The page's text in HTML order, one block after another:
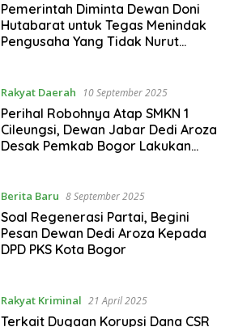
Pemerintah Diminta Dewan Doni
Hutabarat untuk Tegas Menindak
Pengusaha Yang Tidak Nurut
Rakyat Daerah 10 September 2025
Perihal Robohnya Atap SMKN 1
Cileungsi, Dewan Jabar Dedi Aroza
Desak Pemkab Bogor Lakukan
Berita Baru 8 September 2025
Soal Regenerasi Partai, Begini
Pesan Dewan Dedi Aroza Kepada
DPD PKS Kota Bogor
Rakyat Kriminal 21 April 2025
Terkait Dugaan Korupsi Dana CSR